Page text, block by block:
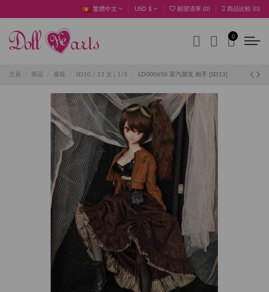
繁體中文 USD $ 願望清單 (0) 商品比較 (0)
0
主頁 商品 服裝 SD10 / 13 女│1/3 LD000650 蒸汽朋克 炮手 [SD13]